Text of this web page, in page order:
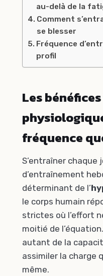
au-delà de la
Comment
se blesser
Fréquence
profil
Les
fréquence
S’entraîner chaque
d’entraînement
déterminant de l’
le corps humain
strictes où l’effort
moitié de
autant de la
assimiler la charge
même.